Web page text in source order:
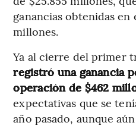
ganancias obtenidas en
millones.
Ya al cierre del primer
registró una ganancia
operación de $462
expectativas que se
año pasado, aunque